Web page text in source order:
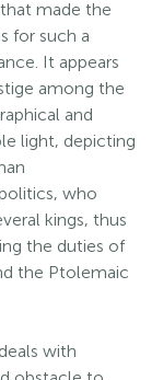
made the
for such a
It appears
among the
and
light, depicting
who
kings, thus
the duties of
the Ptolemaic
with